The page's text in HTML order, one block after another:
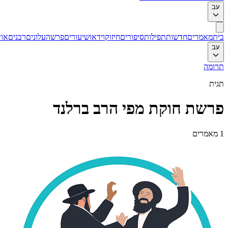
עב
ביתמאמריםחדשותתפילותסיפוריםחיזוקוידאושיעוריםפרשהעלוניםרבנים
עב
תרומה
תגית
פרשת חוקת מפי הרב ברלנד
1 מאמרים